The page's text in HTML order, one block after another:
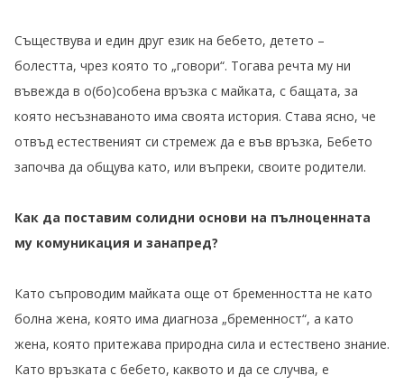
Съществува и един друг език на бебето, детето –
болестта, чрез която то „говори“. Тогава речта му ни
въвежда в о(бо)собена връзка с майката, с бащата, за
която несъзнаваното има своята история. Става ясно, че
отвъд естественият си стремеж да е във връзка, Бебето
започва да общува като, или въпреки, своите родители.
Как да поставим солидни основи на пълноценната
му комуникация и занапред?
Като съпроводим майката още от бременността не като
болна жена, която има диагноза „бременност“, а като
жена, която притежава природна сила и естествено знание.
Като връзката с бебето, каквото и да се случва, е